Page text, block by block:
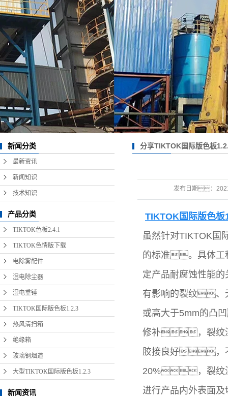
大型TIKTOK国际版色
板1.2.3
新闻分类
最新资讯
新闻知识
技术知识
产品分类
TIKTOK色板2.4.1
TIKTOK色情版下载
电除雾配件
湿电除尘器
湿电重锤
TIKTOK国际版色板1.2.3
热风清扫箱
绝缘箱
玻璃钢烟道
大型TIKTOK国际版色板1.2.3
新闻资讯
分享TIKTOK国际版色板
发布日期：
TIKTOK国际版色板
虽然针对TIKTOK国
的标准。具体工
定产品耐腐蚀性
有影响的裂纹
或高大于5mm的凸
修补，裂纹深
胶接良好，不
20%，裂纹
进行产品内外表面